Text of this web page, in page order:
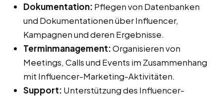
Dokumentation: Pflegen von Datenbanken
und Dokumentationen über Influencer,
Kampagnen und deren Ergebnisse.
Terminmanagement:Organisieren von
Meetings, Calls und Events im Zusammenhang
mit Influencer-Marketing-Aktivitäten.
Support: Unterstützung des Influencer-